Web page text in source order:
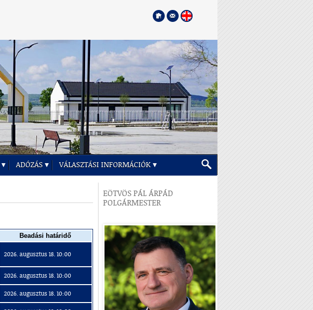
ADÓZÁS VÁLASZTÁSI INFORMÁCIÓK
Beadási határidő
2026. augusztus 18. 10:00
2026. augusztus 18. 10:00
2026. augusztus 18. 10:00
EÖTVÖS PÁL ÁRPÁD
POLGÁRMESTER